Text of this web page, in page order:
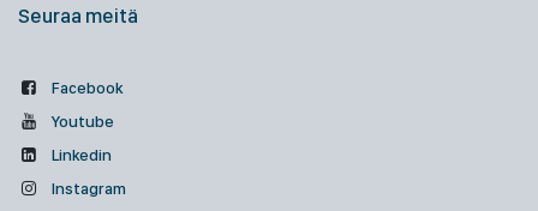
Seuraa meitä
Facebook
Youtube
Linkedin
Instagram